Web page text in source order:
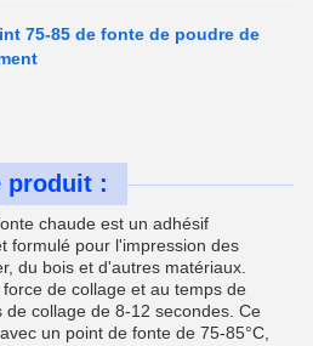
75-85 de fonte de poudre de
produit :
chaude est un adhésif
formulé pour l'impression des
du bois et d'autres matériaux.
de collage et au temps de
collage de 8-12 secondes. Ce
un point de fonte de 75-85°C,